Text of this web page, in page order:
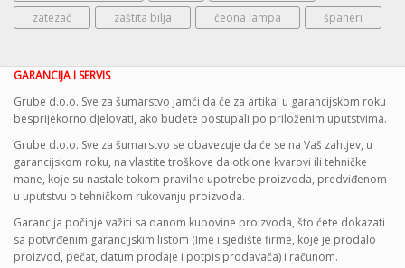
zatezač
zaštita bilja čeona lampa španeri
GARANCIJA I SERVIS
Grube d.o.o. Sve za šumarstvo jamći da će za artikal u garancijskom roku
besprijekorno djelovati, ako budete postupali po priloženim uputstvima.
Grube d.o.o. Sve za šumarstvo se obavezuje da će se na Vaš zahtjev, u
garancijskom roku, na vlastite troškove da otklone kvarovi ili tehničke
mane, koje su nastale tokom pravilne upotrebe proizvoda, predviđenom
u uputstvu o tehničkom rukovanju proizvoda.
Garancija počinje važiti sa danom kupovine proizvoda, što ćete dokazati
sa potvrđenim garancijskim listom (Ime i sjedište firme, koje je prodalo
proizvod, pečat, datum prodaje i potpis prodavača) i računom.